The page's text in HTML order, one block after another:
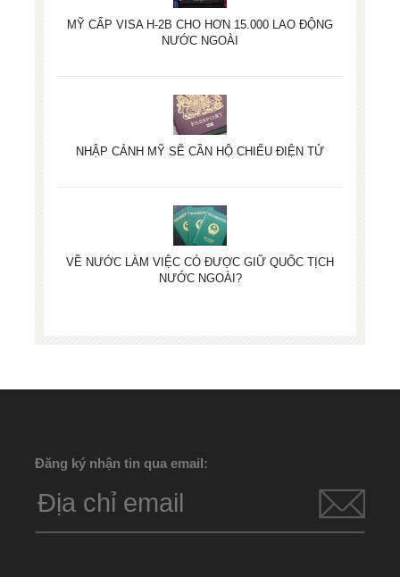
MỸ CẤP VISA H-2B CHO HƠN 15.000 LAO ĐỘNG
NƯỚC NGOÀI
NHẬP CẢNH MỸ SẼ CẦN HỘ CHIẾU ĐIỆN TỬ
VỀ NƯỚC LÀM VIỆC CÓ ĐƯỢC GIỮ QUỐC TỊCH
NƯỚC NGOÀI?
Đăng ký nhận tin qua email: